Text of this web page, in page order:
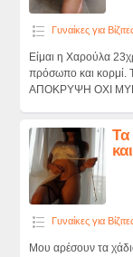
Γυναίκες για
Είμαι η Χαρούλα
πρόσωπο και κορμί.
ΑΠΟΚΡΥΨΗ ΟΧΙ
Γυναίκες για
Μου αρέσουν τα